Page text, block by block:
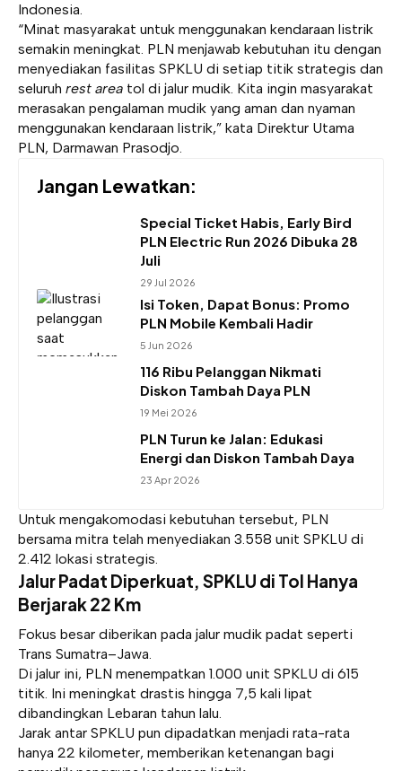
Indonesia.
“Minat masyarakat untuk menggunakan kendaraan listrik
semakin meningkat. PLN menjawab kebutuhan itu dengan
menyediakan fasilitas SPKLU di setiap titik strategis dan
seluruh rest area tol di jalur mudik. Kita ingin masyarakat
merasakan pengalaman mudik yang aman dan nyaman
menggunakan kendaraan listrik,” kata Direktur Utama
PLN, Darmawan Prasodjo.
Jangan Lewatkan:
Special Ticket Habis, Early Bird
PLN Electric Run 2026 Dibuka 28
Juli
29 Jul 2026
Isi Token, Dapat Bonus: Promo
PLN Mobile Kembali Hadir
5 Jun 2026
116 Ribu Pelanggan Nikmati
Diskon Tambah Daya PLN
19 Mei 2026
PLN Turun ke Jalan: Edukasi
Energi dan Diskon Tambah Daya
23 Apr 2026
Untuk mengakomodasi kebutuhan tersebut, PLN
bersama mitra telah menyediakan 3.558 unit SPKLU di
2.412 lokasi strategis.
Jalur Padat Diperkuat, SPKLU di Tol Hanya
Berjarak 22 Km
Fokus besar diberikan pada jalur mudik padat seperti
Trans Sumatra–Jawa.
Di jalur ini, PLN menempatkan 1.000 unit SPKLU di 615
titik. Ini meningkat drastis hingga 7,5 kali lipat
dibandingkan Lebaran tahun lalu.
Jarak antar SPKLU pun dipadatkan menjadi rata-rata
hanya 22 kilometer, memberikan ketenangan bagi